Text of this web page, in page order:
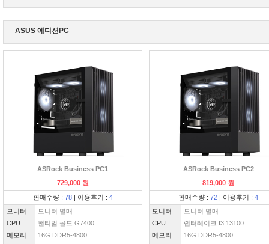
ASUS 에디션PC
ASRock Business PC1
729,000 원
판매수량 : 78| 이용후기 : 4
모니터
모니터 별매
CPU
팬티엄 골드 G7400
메모리
16G DDR5-4800
ASRock Business PC2
819,000 원
판매수량 : 72 | 이용후기 : 4
모니터
모니터 별매
CPU
랩터레이크 I3 13100
메모리
16G DDR5-4800